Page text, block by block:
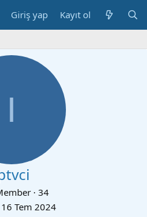
Giriş yap Kayıt ol
I
· 34
16 Tem 2024